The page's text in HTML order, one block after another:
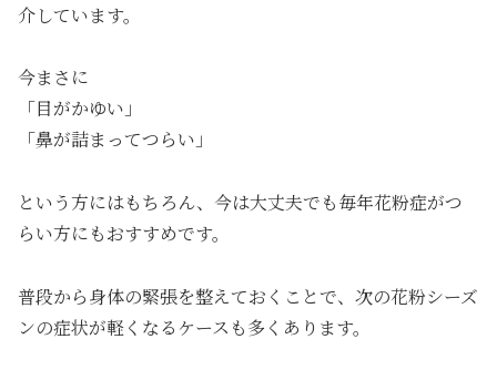
介しています。
今まさに
「目がかゆい」
「鼻が詰まってつらい」
という方にはもちろん、今は大丈夫でも毎年花粉症がつ
らい方にもおすすめです。
普段から身体の緊張を整えておくことで、次の花粉シーズ
ンの症状が軽くなるケースも多くあります。